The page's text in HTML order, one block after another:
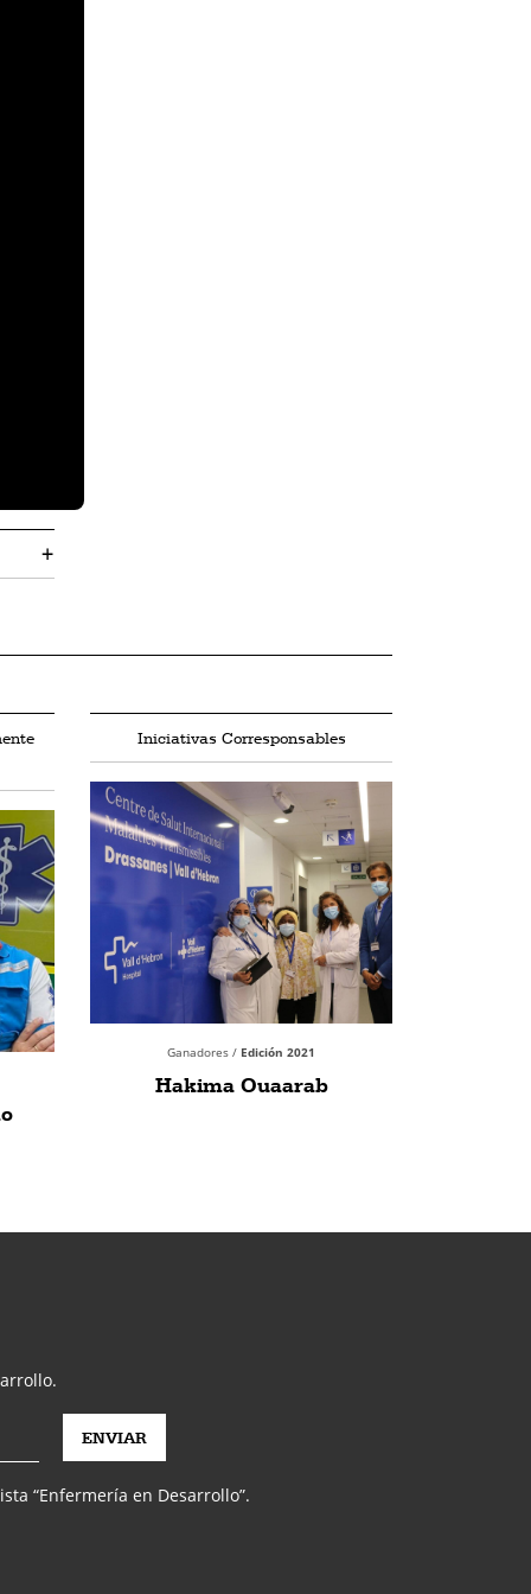
+
Iniciativas Corresponsables
Ganadores / Edición 2021
Hakima Ouaarab
“Enfermería en Desarrollo”.